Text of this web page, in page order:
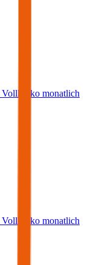
Vollkasko monatlich
Vollkasko monatlich